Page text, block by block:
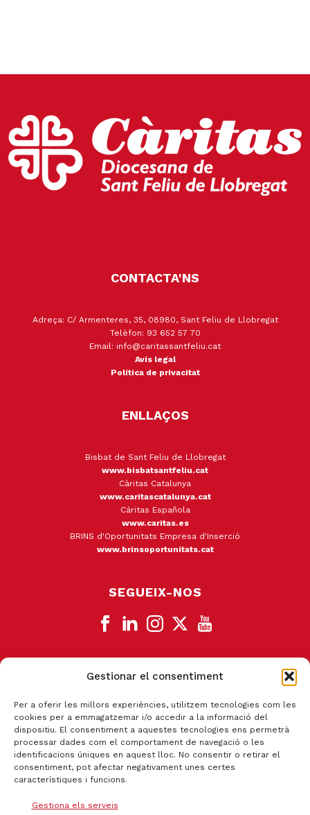
Gestionar el consentiment
Per a oferir les millors experiències, utilitzem tecnologies com les
cookies per a emmagatzemar i/o accedir a la informació del
dispositiu. El consentiment a aquestes tecnologies ens permetrà
processar dades com el comportament de navegació o les
identificacions úniques en aquest lloc. No consentir o retirar el
consentiment, pot afectar negativament unes certes
característiques i funcions.
Gestiona els serveis
CONTACTA'NS
Adreça: C/ Armenteres, 35, 08980, Sant Feliu de Llobregat
Telèfon: 93 652 57 70
Email: info@caritassantfeliu.cat
Avís legal
Política de privacitat
ENLLAÇOS
Bisbat de Sant Feliu de Llobregat
www.bisbatsantfeliu.cat
Càritas Catalunya
www.caritascatalunya.cat
Cáritas Española
www.caritas.es
BRINS d'Oportunitats Empresa d'Inserció
www.brinsoportunitats.cat
SEGUEIX-NOS
CANAL DE DENÚNCIA